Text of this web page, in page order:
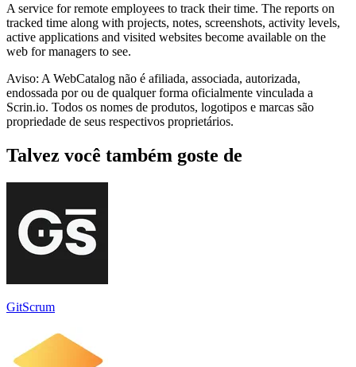
A service for remote employees to track their time. The reports on
tracked time along with projects, notes, screenshots, activity levels,
active applications and visited websites become available on the
web for managers to see.
Aviso: A WebCatalog não é afiliada, associada, autorizada,
endossada por ou de qualquer forma oficialmente vinculada a
Scrin.io. Todos os nomes de produtos, logotipos e marcas são
propriedade de seus respectivos proprietários.
Talvez você também goste de
GitScrum